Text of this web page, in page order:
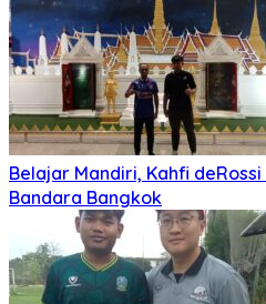
Belajar Mandiri, Kahfi
Bandara Bangkok